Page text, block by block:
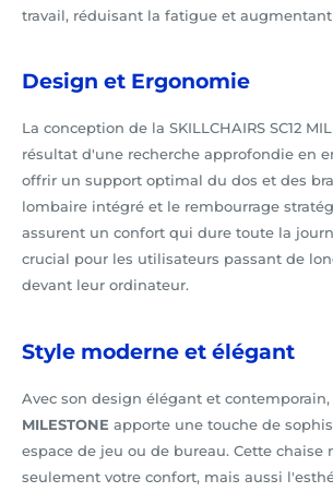
travail, réduisant la fatigue et
Design et Ergonomie
La conception de la SKILLCHAIRS SC12
résultat d'une recherche approfondie en
offrir un support optimal du dos et des
lombaire intégré et le rembourrage
assurent un confort qui dure toute la
crucial pour les utilisateurs passant de
devant leur ordinateur.
Style moderne et élégant
Avec son design élégant et contemporain,
MILESTONE apporte une touche de
espace de jeu ou de bureau. Cette chaise
seulement votre confort, mais aussi